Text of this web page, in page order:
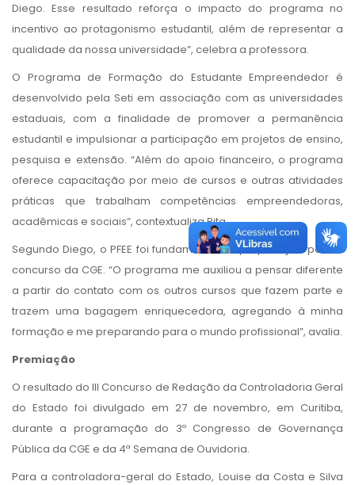
Diego. Esse resultado reforça o impacto do programa no
incentivo ao protagonismo estudantil, além de representar a
qualidade da nossa universidade”, celebra a professora.
O Programa de Formação do Estudante Empreendedor é
desenvolvido pela Seti em associação com as universidades
estaduais, com a finalidade de promover a permanência
estudantil e impulsionar a participação em projetos de ensino,
pesquisa e extensão. “Além do apoio financeiro, o programa
oferece capacitação por meio de cursos e outras atividades
práticas que trabalham competências empreendedoras,
acadêmicas e sociais”, contextualiza Rita.
Segundo Diego, o PFEE foi fundamental na preparação para o
concurso da CGE. “O programa me auxiliou a pensar diferente
a partir do contato com os outros cursos que fazem parte e
trazem uma bagagem enriquecedora, agregando à minha
formação e me preparando para o mundo profissional”, avalia.
Premiação
O resultado do III Concurso de Redação da Controladoria Geral
do Estado foi divulgado em 27 de novembro, em Curitiba,
durante a programação do 3º Congresso de Governança
Pública da CGE e da 4ª Semana de Ouvidoria.
Para a controladora-geral do Estado, Louise da Costa e Silva